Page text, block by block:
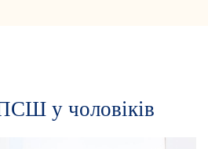
у чоловіків